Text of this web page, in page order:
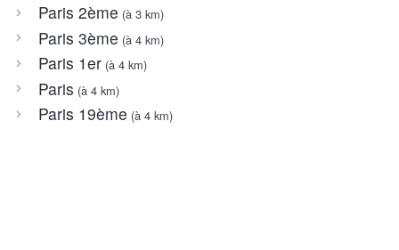
Paris 2ème (à 3 km)
Paris 3ème (à 4 km)
Paris 1er(à 4 km)
Paris (à 4 km)
Paris 19ème (à 4 km)